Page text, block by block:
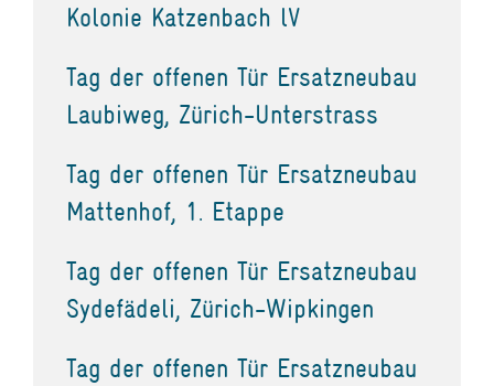
Kolonie Katzenbach lV
Tag der offenen Tür Ersatzneubau
Laubiweg, Zürich-Unterstrass
Tag der offenen Tür Ersatzneubau
Mattenhof, 1. Etappe
Tag der offenen Tür Ersatzneubau
Sydefädeli, Zürich-Wipkingen
Tag der offenen Tür Ersatzneubau